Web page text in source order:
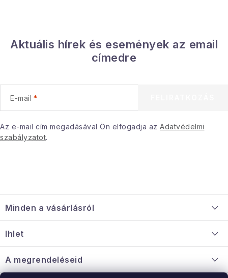
Aktuális hírek és események az email
címedre
E-mail
Az e-mail cím megadásával Ön elfogadja az Adatvédelmi
szabályzatot.
á
b
é
c
Minden a vásárlásról
Információ a mellékletről
Nagykereskedelmi együttműködés
Ihlet
A megrendeléseid